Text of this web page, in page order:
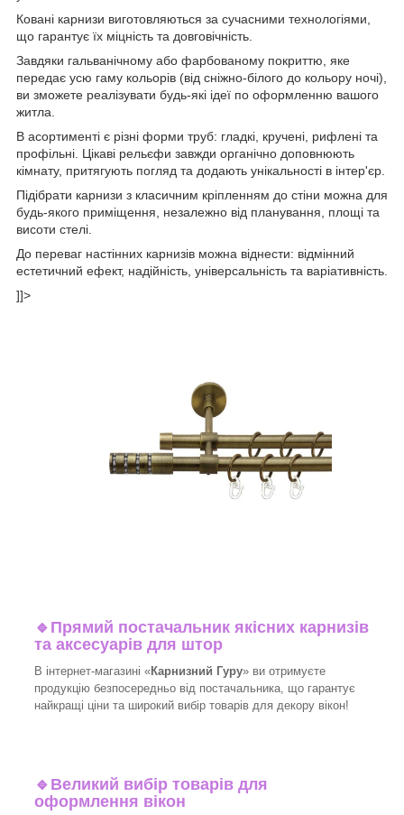
Ковані карнизи виготовляються за сучасними технологіями,
що гарантує їх міцність та довговічність.
Завдяки гальванічному або фарбованому покриттю, яке
передає усю гаму кольорів (від сніжно-білого до кольору ночі),
ви зможете реалізувати будь-які ідеї по оформленню вашого
житла.
В асортименті є різні форми труб: гладкі, кручені, рифлені та
профільні. Цікаві рельєфи завжди органічно доповнюють
кімнату, притягують погляд та додають унікальності в інтер'єр.
Підібрати карнизи з класичним кріпленням до стіни можна для
будь-якого приміщення, незалежно від планування, площі та
висоти стелі.
До переваг настінних карнизів можна віднести: відмінний
естетичний ефект, надійність, універсальність та варіативність.
]]>
🔹 Прямий постачальник якісних карнизів
та аксесуарів для штор
В інтернет-магазині «Карнизний Гуру» ви отримуєте
продукцію безпосередньо від постачальника, що гарантує
найкращі ціни та широкий вибір товарів для декору вікон!​
🔹 Великий вибір товарів для
оформлення вікон